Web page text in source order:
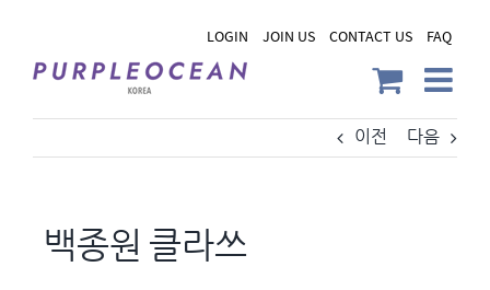
content
LOGIN JOIN US CONTACT US FAQ
이전 다음
백종원 클라쓰